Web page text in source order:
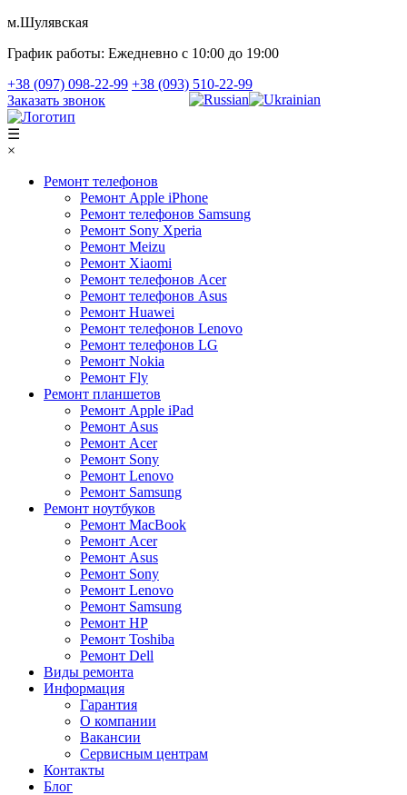
м.Шулявская
График работы: Ежедневно с 10:00 до 19:00
+38 (097) 098-22-99 +38 (093) 510-22-99
Заказать звонок
☰
×
Ремонт телефонов
Ремонт Apple iPhone
Ремонт телефонов Samsung
Ремонт Sony Xperia
Ремонт Meizu
Ремонт Xiaomi
Ремонт телефонов Acer
Ремонт телефонов Asus
Ремонт Huawei
Ремонт телефонов Lenovo
Ремонт телефонов LG
Ремонт Nokia
Ремонт Fly
Ремонт планшетов
Ремонт Apple iPad
Ремонт Asus
Ремонт Acer
Ремонт Sony
Ремонт Lenovo
Ремонт Samsung
Ремонт ноутбуков
Ремонт MacBook
Ремонт Acer
Ремонт Asus
Ремонт Sony
Ремонт Lenovo
Ремонт Samsung
Ремонт HP
Ремонт Toshiba
Ремонт Dell
Виды ремонта
Информация
Гарантия
О компании
Вакансии
Сервисным центрам
Контакты
Блог